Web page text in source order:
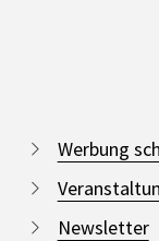
Werbung
Newsletter